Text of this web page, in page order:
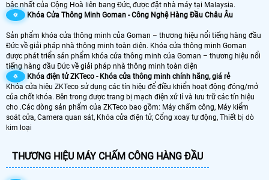
bậc nhất của Cộng Hoà liên bang Đức, được đặt nhà máy tại Malaysia.
🔅
Khóa Cửa Thông Minh Goman - Công Nghệ Hàng Đầu Châu Âu
Sản phẩm khóa cửa thông minh của Goman – thương hiệu nổi tiếng hàng đầu
Đức về giải pháp nhà thông minh toàn diện. Khóa cửa thông minh Goman
được phát triển sản phẩm khóa cửa thông minh của Goman – thương hiệu nổi
tiếng hàng đầu Đức về giải pháp nhà thông minh toàn diện
🔅
Khóa điện tử ZKTeco - Khóa cửa thông minh chính hãng, giá rẻ
Khóa cửa hiệu ZKTeco sử dụng các tín hiệu để điều khiển hoạt động đóng/mở
của chốt khóa. Bên trong được trang bị mạch điện xử lí và lưu trữ các tín hiệu
cho .Các dòng sản phẩm của ZKTeco bao gồm: Máy chấm công, Máy kiểm
soát cửa, Camera quan sát, Khóa cửa điện tử, Cổng xoay tự động, Thiết bị dò
kim loại
THƯƠNG HIỆU MÁY CHẤM CÔNG HÀNG ĐẦU